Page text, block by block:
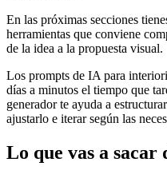
En las próximas secciones
herramientas que conviene
de la idea a la propuesta visual.
Los prompts de IA para
días a minutos el tiempo que
generador te ayuda a
ajustarlo e iterar según las
Lo que vas a sacar